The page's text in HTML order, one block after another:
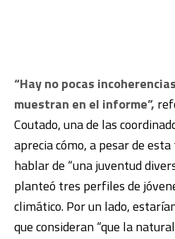
“Hay no pocas
muestran en el informe”,
Coutado, una de las
aprecia cómo, a pesar de
hablar de “una juventud
planteó tres perfiles de
climático. Por un lado,
que consideran “que la